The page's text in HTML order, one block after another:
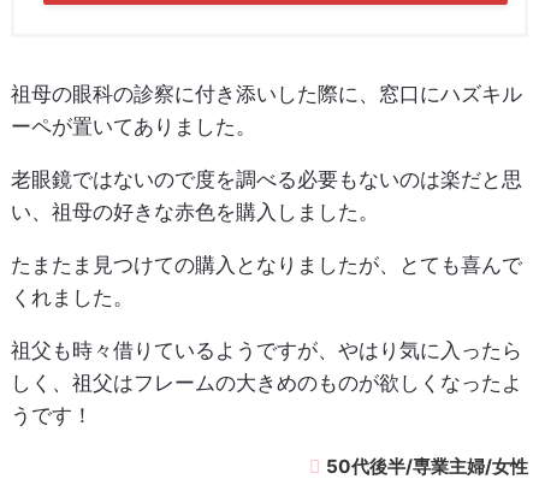
祖母の眼科の診察に付き添いした際に、窓口にハズキル
ーペが置いてありました。
老眼鏡ではないので度を調べる必要もないのは楽だと思
い、祖母の好きな赤色を購入しました。
たまたま見つけての購入となりましたが、とても喜んで
くれました。
祖父も時々借りているようですが、やはり気に入ったら
しく、祖父はフレームの大きめのものが欲しくなったよ
うです！
50代後半/専業主婦/女性